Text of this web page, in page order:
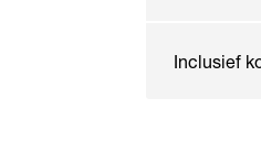
Inclusief